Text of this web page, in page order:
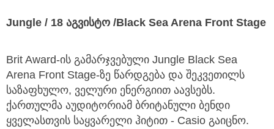
Jungle / 18 აგვისტო /Black Sea Arena Front Stage
Brit Award-ის გამარჯვებული Jungle Black Sea
Arena Front Stage-ზე წარდგება და შეკვეთილს
საზაფხულო, ველური ენერგიით აავსებს.
ქართულმა აუდიტორიამ ბრიტანული ბენდი
ყველასთვის საყვარელი ჰიტით - Casio გაიცნო.